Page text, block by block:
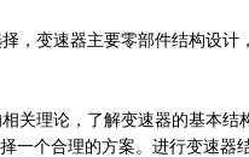
，变速器主要零部件结构设计
关理论，了解变速器的基本结
一个合理的方案。进行变速器